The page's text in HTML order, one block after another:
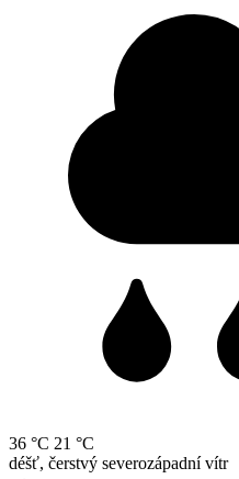
36 °C 21 °C
déšť, čerstvý severozápadní vítr